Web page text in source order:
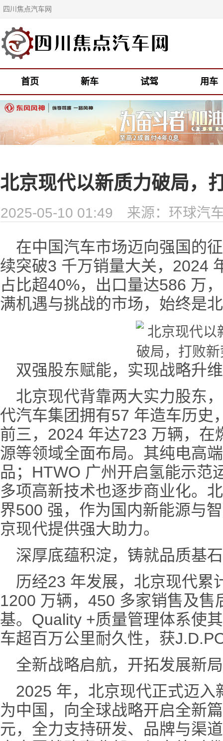
四川焦点汽车网
首页 新车 试驾 用车
北京现代以新质力破局，
2025-05-10 01:49 来源：环球汽
在中国汽车市场迈向强国的
续突破3 千万销量大关，2024
占比超40%，出口量达586 万
满机遇与挑战的市场，始终是
双强股东赋能，实现战略升维
北京现代背靠两大实力股东
代汽车集团拥有57 年造车历史
前三，2024 年达723 万辆，在
源等领域全面布局。其纯电高
品；HTWO 广州开启氢能示范
多项高新技术也逐步商业化。
界500 强，作为国内新能源与
京现代提供强大助力。
深厚底蕴积淀，铸就品质基石
历经23 年发展，北京现代累
1200 万辆，450 多家销售及售
基。Quality +质量管理体系使
车超百万公里耐久性，获
全新战略启航，开拓发展新局
2025 年，北京现代正式迈
为中国，向全球战略开启全新
元，全力支持研发、品牌与渠